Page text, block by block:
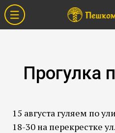
Прогулка
15 августа гуляем по
18-30 на перекрестке